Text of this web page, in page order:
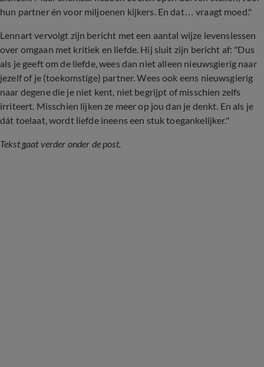
hun partner én voor miljoenen kijkers. En dat… vraagt moed."
Lennart vervolgt zijn bericht met een aantal wijze levenslessen
over omgaan met kritiek en liefde. Hij sluit zijn bericht af: "Dus
als je geeft om de liefde, wees dan niet alleen nieuwsgierig naar
jezelf of je (toekomstige) partner. Wees ook eens nieuwsgierig
naar degene die je niet kent, niet begrijpt of misschien zelfs
irriteert. Misschien lijken ze meer op jou dan je denkt. En als je
dát toelaat, wordt liefde ineens een stuk toegankelijker."
Tekst gaat verder onder de post.